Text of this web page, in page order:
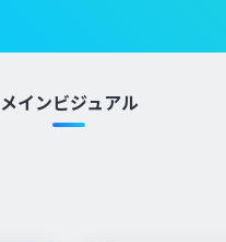
メインビジュアル